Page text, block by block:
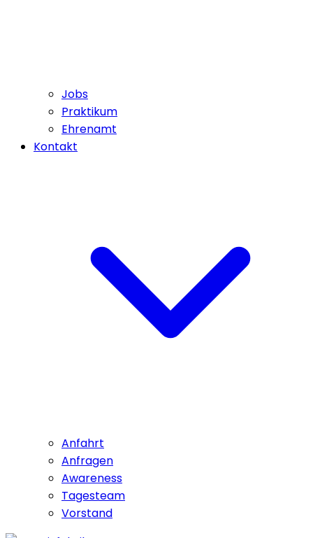
Jobs
Praktikum
Ehrenamt
Kontakt
Anfahrt
Anfragen
Awareness
Tagesteam
Vorstand